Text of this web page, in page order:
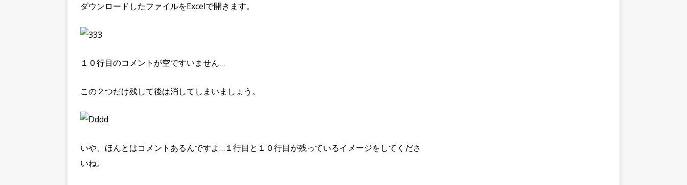
ダウンロードしたファイルをExcelで開きます。
１０行目のコメントが空ですいません…
この２つだけ残して後は消してしまいましょう。
いや、ほんとはコメントあるんですよ…１行目と１０行目が残っているイメージをしてくださ
いね。